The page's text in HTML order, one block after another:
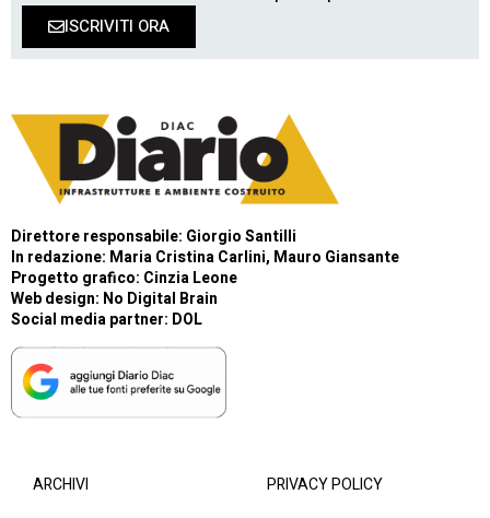
ISCRIVITI ORA
Direttore responsabile: Giorgio Santilli
In redazione: Maria Cristina Carlini, Mauro Giansante
Progetto grafico: Cinzia Leone
Web design: No Digital Brain
Social media partner: DOL
ARCHIVI PRIVACY POLICY